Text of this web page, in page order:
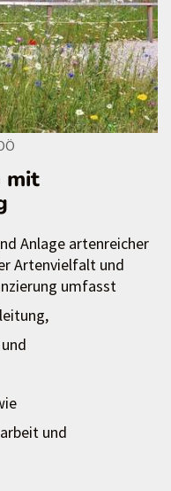
mit
Anlage artenreicher
Artenvielfalt und
umfasst
und